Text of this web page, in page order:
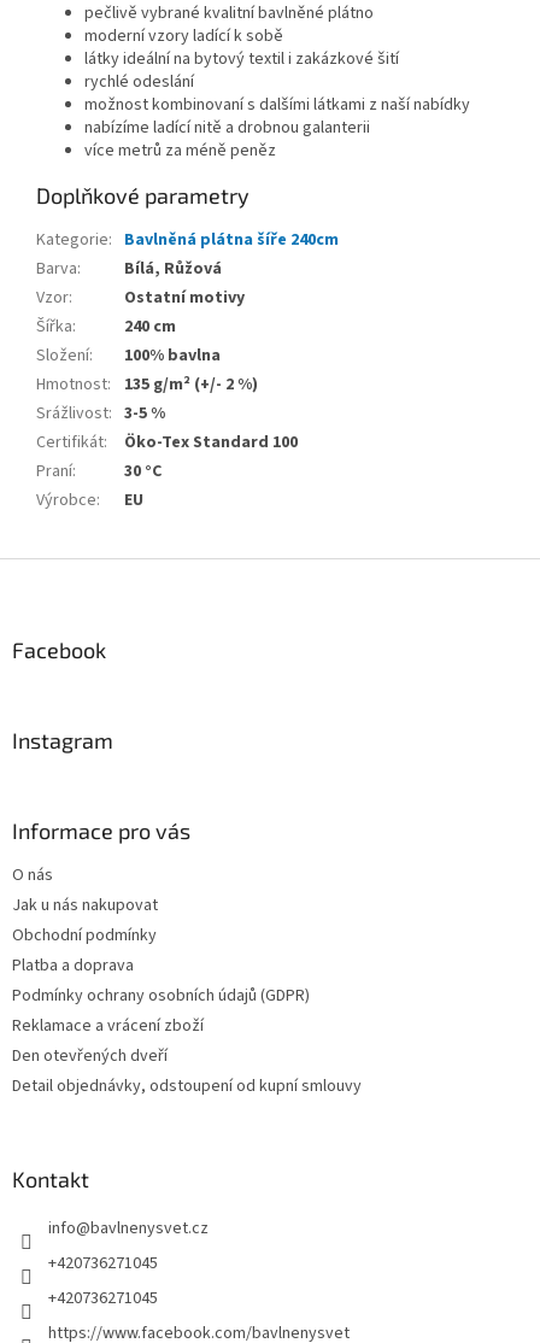
pečlivě vybrané kvalitní bavlněné plátno
moderní vzory ladící k sobě
látky ideální na bytový textil i zakázkové šití
rychlé odeslání
možnost kombinovaní s dalšími látkami z naší nabídky
nabízíme ladící nitě a drobnou galanterii
více metrů za méně peněz
Doplňkové parametry
Kategorie: Bavlněná plátna šíře 240cm
Barva:
Bílá, Růžová
Vzor:
Ostatní motivy
Šířka:
240 cm
Složení:
100% bavlna
Hmotnost:
135 g/m² (+/- 2 %)
Srážlivost: 3-5 %
Certifikát:
Öko-Tex Standard 100
Praní:
30 °C
Výrobce: EU
Facebook
Instagram
Informace pro vás
O nás
Jak u nás nakupovat
Obchodní podmínky
Platba a doprava
Podmínky ochrany osobních údajů (GDPR)
Reklamace a vrácení zboží
Den otevřených dveří
Detail objednávky, odstoupení od kupní smlouvy
Kontakt
info@bavlnenysvet.cz
+420736271045
+420736271045
https://www.facebook.com/bavlnenysvet